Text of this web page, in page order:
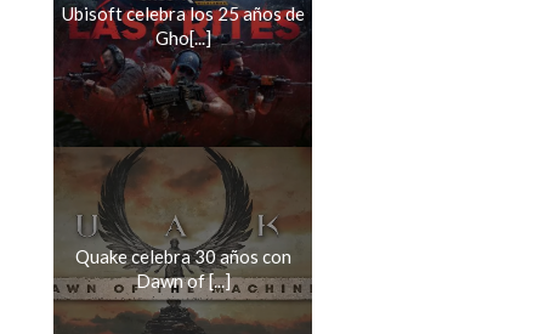
Ubisoft celebra los 25 años de
Gho[...]
Quake celebra 30 años con
Dawn of [...]